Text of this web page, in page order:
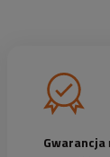
Gwarancja